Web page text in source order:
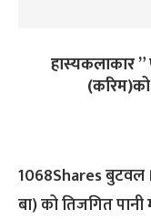
हास्यकलाकार ”
(करिम)को
1068Shares बुटवल
बा) को तिजगित